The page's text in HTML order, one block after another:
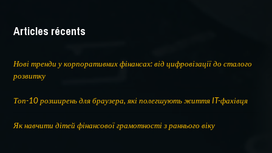
Articles récents
Нові тренди у корпоративних фінансах: від цифровізації до сталого
розвитку
Топ-10 розширень для браузера, які полегшують життя IT-фахівця
Як навчити дітей фінансової грамотності з раннього віку